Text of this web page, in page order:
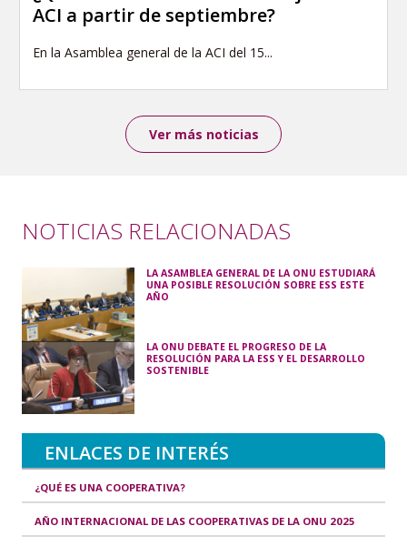
ACI a partir de septiembre?
En la Asamblea general de la ACI del 15...
Ver más noticias
NOTICIAS RELACIONADAS
LA ASAMBLEA GENERAL DE LA ONU ESTUDIARÁ
UNA POSIBLE RESOLUCIÓN SOBRE ESS ESTE
AÑO
LA ONU DEBATE EL PROGRESO DE LA
RESOLUCIÓN PARA LA ESS Y EL DESARROLLO
SOSTENIBLE
ENLACES DE INTERÉS
¿QUÉ ES UNA COOPERATIVA?
AÑO INTERNACIONAL DE LAS COOPERATIVAS DE LA ONU 2025